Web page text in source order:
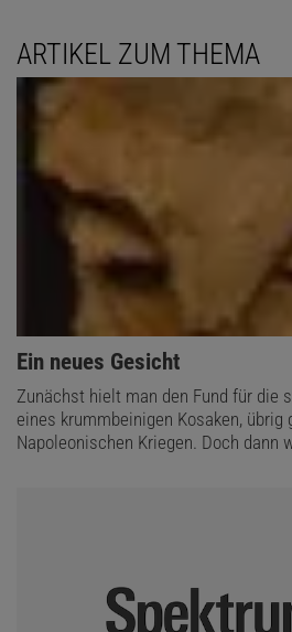
ARTIKEL ZUM THEMA
:
Ein neues Gesicht
Zunächst hielt man den Fund für die
eines krummbeinigen Kosaken, übrig
Napoleonischen Kriegen. Doch dann